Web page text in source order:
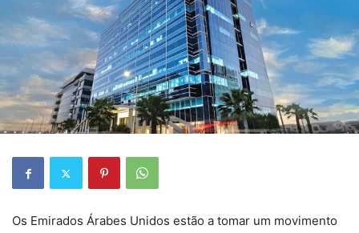
Os Emirados Árabes Unidos estão a tomar um movimento